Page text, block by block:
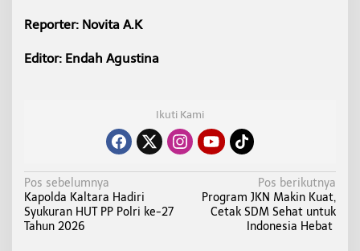
Reporter: Novita A.K
Editor: Endah Agustina
Ikuti Kami
N
a
v
Pos sebelumnya
Kapolda Kaltara Hadiri
Syukuran HUT PP Polri ke-27
Tahun 2026
Pos berikutnya
Program JKN Makin Kuat,
Cetak SDM Sehat untuk
Indonesia Hebat